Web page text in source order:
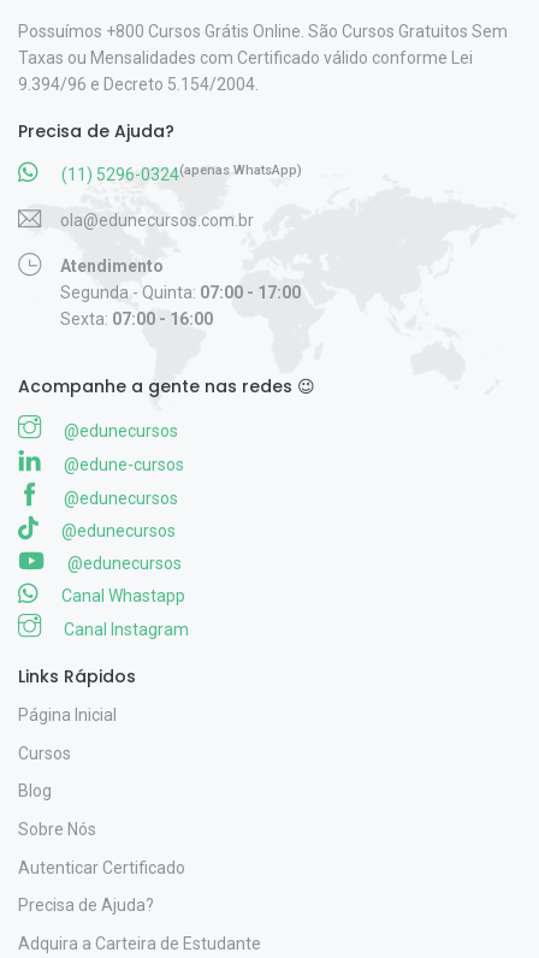
Possuímos +800 Cursos Grátis Online. São Cursos Gratuitos Sem
Taxas ou Mensalidades com Certificado válido conforme Lei
9.394/96 e Decreto 5.154/2004.
Precisa de Ajuda?
(11) 5296-0324(apenas WhatsApp)
ola@edunecursos.com.br
Atendimento
Segunda - Quinta: 07:00 - 17:00
Sexta: 07:00 - 16:00
Acompanhe a gente nas redes 😉
@edunecursos
@edune-cursos
@edunecursos
@edunecursos
@edunecursos
Canal Whastapp
Canal Instagram
Links Rápidos
Página Inicial
Cursos
Blog
Sobre Nós
Autenticar Certificado
Precisa de Ajuda?
Adquira a Carteira de Estudante